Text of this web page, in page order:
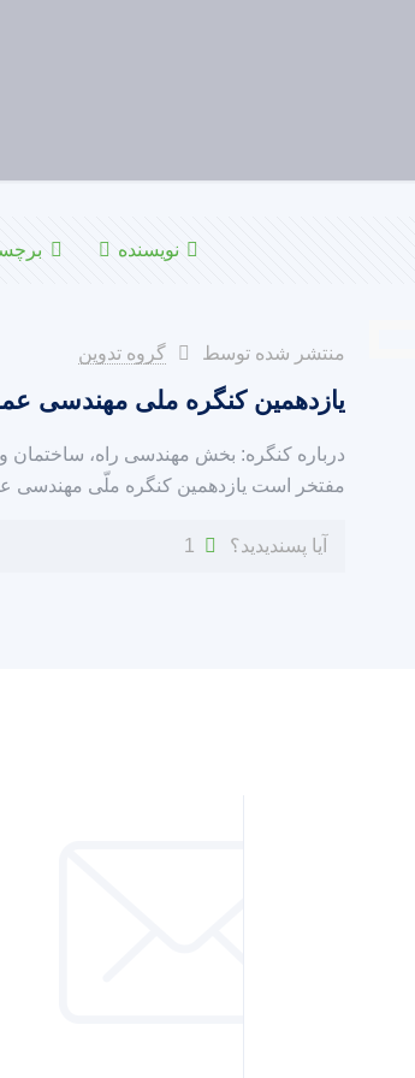
نویسنده
منتشر شده توسط گروه تدوین
یازدهمین کنگره ملی مهندسی
درباره کنگره: بخش مهندسی راه،
مفتخر است یازدهمین کنگره ملّی مهندسی
آیا پسندیدید؟ 1